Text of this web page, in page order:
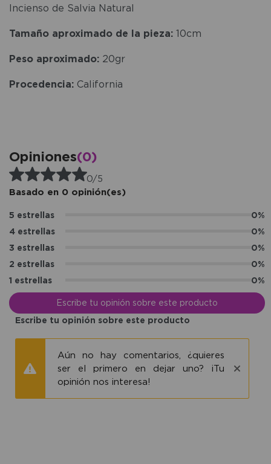
Incienso de Salvia Natural
Tamaño aproximado de la pieza: 10cm
Peso aproximado: 20gr
Procedencia: California
Opiniones(0)
0/5
Basado en 0 opinión(es)
5 estrellas
0%
4 estrellas
0%
3 estrellas
0%
2 estrellas
0%
1 estrellas
0%
Escribe tu opinión sobre este producto
Escribe tu opinión sobre este producto
Aún no hay comentarios, ¿quieres
ser el primero en dejar uno? ¡Tu
opinión nos interesa!